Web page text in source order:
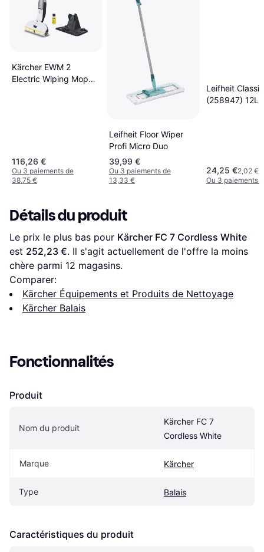
Kärcher EWM 2
Electric Wiping Mop
116,26 €
Ou 3 paiements de
38,75 €
Leifheit Floor Wiper
Profi Micro Duo
39,99 €
Ou 3 paiements de
13,33 €
Leifheit
(258947) 12L
24,25 €2,02 €/
Ou 3 paiements
Détails du produit
Le prix le plus bas pour Kärcher FC 7 Cordless White
est 252,23 €. Il s'agit actuellement de l'offre la moins
chère parmi 12 magasins.
Comparer:
Kärcher Équipements et Produits de Nettoyage
Kärcher Balais
Fonctionnalités
Produit
Nom du produit
Kärcher FC 7
Cordless White
Marque Kärcher
Type Balais
Caractéristiques du produit